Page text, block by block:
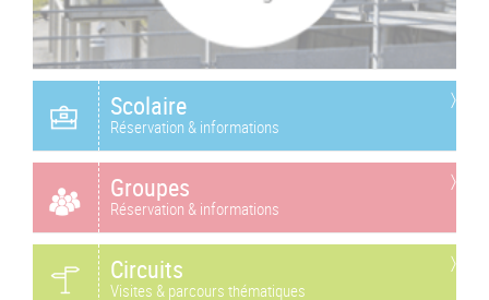
Scolaire
Réservation & informations
Groupes
Réservation & informations
Circuits
Visites & parcours thématiques